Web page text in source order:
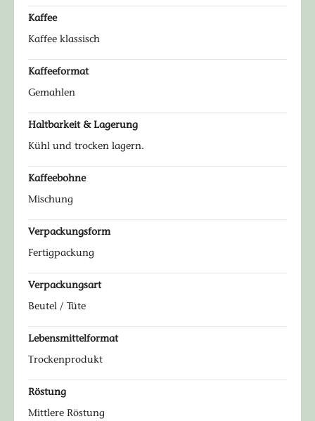
Kaffee
Kaffee klassisch
Kaffeeformat
Gemahlen
Haltbarkeit & Lagerung
Kühl und trocken lagern.
Kaffeebohne
Mischung
Verpackungsform
Fertigpackung
Verpackungsart
Beutel / Tüte
Lebensmittelformat
Trockenprodukt
Röstung
Mittlere Röstung